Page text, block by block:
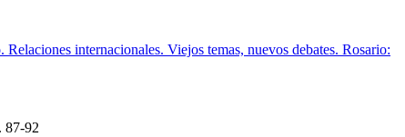
internacionales. Viejos temas, nuevos debates. Rosario:
87-92